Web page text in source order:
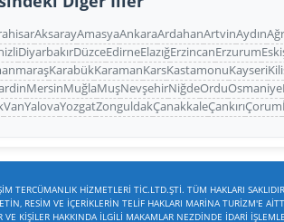
AksarayAmasyaAnkaraArdahanArtvinAydın
DiyarbakırDüzceEdirneElazığErzincanErzurum
KarabükKaramanKarsKastamonuKayseri
MersinMuğlaMuşNevşehirNiğdeOrduOsmaniye
VanYalovaYozgatZonguldakÇanakkaleÇankırıÇorum
TERCÜMANLIK HİZMETLERİ TİC.LTD.ŞTİ. TÜM HAKLARI
RESİM VE İÇERİKLERİN TELİF HAKLARI MARİNA TURİZM'E
KİŞİLER HAKKINDA İLGİLİ MAKAMLAR NEZDİNDE İDARİ